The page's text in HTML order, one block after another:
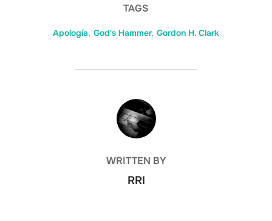
TAGS
Apología, God's Hammer, Gordon H. Clark
POST AUTHOR
WRITTEN BY
RRI